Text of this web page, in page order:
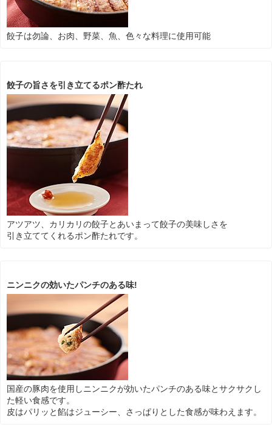
餃子は勿論、お肉、野菜、魚、色々な料理に使用可能
餃子の旨さを引き立てるポン酢たれ
アツアツ、カリカリの餃子とあいまって餃子の美味しさを
引き立ててくれるポン酢たれです。
ニンニクの効いたパンチのある味!
国産の豚肉を使用しニンニクが効いたパンチのある味とサクサクし
た軽い食感です。
皮はパリッと餡はジューシー、さっぱりとした食感が味わえます。